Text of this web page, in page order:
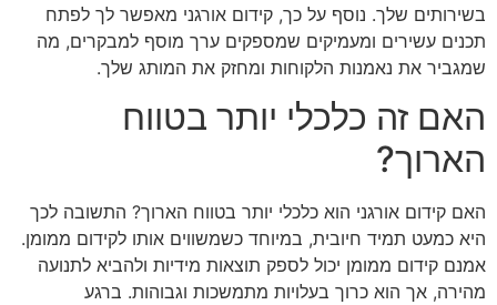
בשירותים שלך. נוסף על כך, קידום אורגני מאפשר לך לפתח
תכנים עשירים ומעמיקים שמספקים ערך מוסף למבקרים, מה
שמגביר את נאמנות הלקוחות ומחזק את המותג שלך.
האם זה כלכלי יותר בטווח
הארוך?
האם קידום אורגני הוא כלכלי יותר בטווח הארוך? התשובה לכך
היא כמעט תמיד חיובית, במיוחד כשמשווים אותו לקידום ממומן.
אמנם קידום ממומן יכול לספק תוצאות מידיות ולהביא לתנועה
מהירה, אך הוא כרוך בעלויות מתמשכות וגבוהות. ברגע